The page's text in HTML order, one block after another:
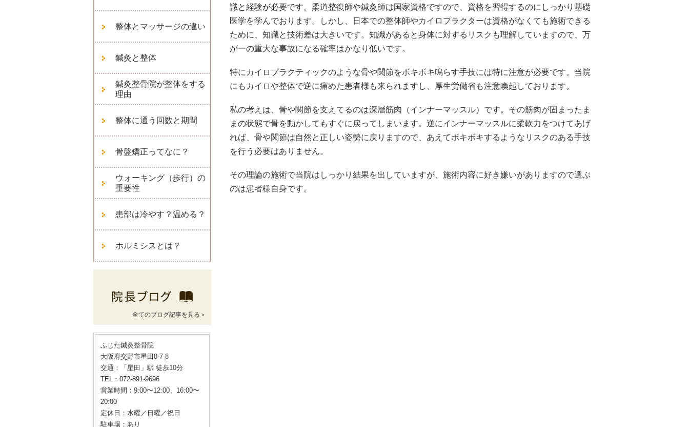
整体とマッサージの違い
鍼灸と整体
鍼灸整骨院が整体をする
理由
整体に通う回数と期間
骨盤矯正ってなに？
ウォーキング（歩行）の
重要性
患部は冷やす？温める？
ホルミシスとは？
全てのブログ記事を見る＞
ふじた鍼灸整骨院
大阪府交野市星田8-7-8
交通：「星田」駅 徒歩10分
TEL：072-891-9696
営業時間：9:00〜12:00、16:00〜
20:00
定休日：水曜／日曜／祝日
駐車場：あり
識と経験が必要です。柔道整復師や鍼灸師は国家資格ですので、資格を習得するのにしっかり基礎
医学を学んでおります。しかし、日本での整体師やカイロプラクターは資格がなくても施術できる
ために、知識と技術差は大きいです。知識があると身体に対するリスクも理解していますので、万
が一の重大な事故になる確率はかなり低いです。
特にカイロプラクティックのような骨や関節をボキボキ鳴らす手技には特に注意が必要です。当院
にもカイロや整体で逆に痛めた患者様も来られますし、厚生労働省も注意喚起しております。
私の考えは、骨や関節を支えてるのは深層筋肉（インナーマッスル）です。その筋肉が固まったま
まの状態で骨を動かしてもすぐに戻ってしまいます。逆にインナーマッスルに柔軟力をつけてあげ
れば、骨や関節は自然と正しい姿勢に戻りますので、あえてボキボキするようなリスクのある手技
を行う必要はありません。
その理論の施術で当院はしっかり結果を出していますが、施術内容に好き嫌いがありますので選ぶ
のは患者様自身です。